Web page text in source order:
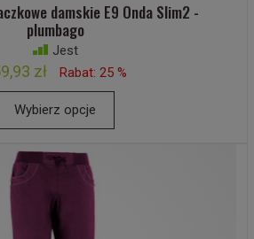
damskie E9 Onda Slim2 -
plumbago
Jest
zł Rabat: 25 %
Wybierz opcje